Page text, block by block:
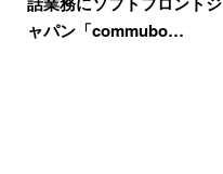
ャパン「commubo…